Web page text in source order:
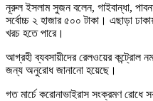
নূরুল ইসলাম সুজন বলেন, গাইবান্ধা, পাবনা
সর্বোচ্চ ২ হাজার ৫০০ টাকা। এছাড়া
খরচ হতে পারে।
আগ্রহী ব্যবসায়ীদের রেলওয়ের
জন্য অনুরোধ জানানো হয়েছে।
গত মার্চে করোনাভাইরাস সংক্রমণ রোধে